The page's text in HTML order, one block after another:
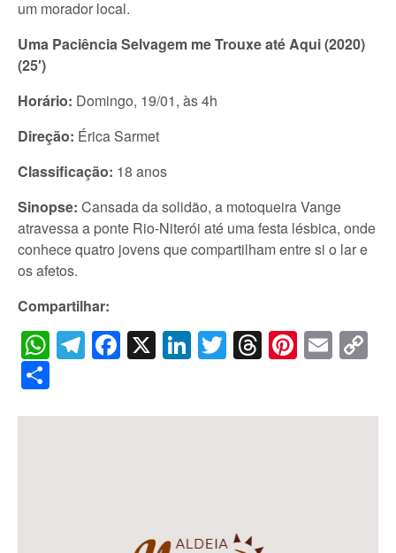
um morador local.
Uma Paciência Selvagem me Trouxe até Aqui (2020)
(25′)
Horário: Domingo, 19/01, às 4h
Direção: Érica Sarmet
Classificação: 18 anos
Sinopse: Cansada da solidão, a motoqueira Vange
atravessa a ponte Rio-Niterói até uma festa lésbica, onde
conhece quatro jovens que compartilham entre si o lar e
os afetos.
Compartilhar:
WhatsApp
Telegram
Facebook
X LinkedIn
Twitter
Threads